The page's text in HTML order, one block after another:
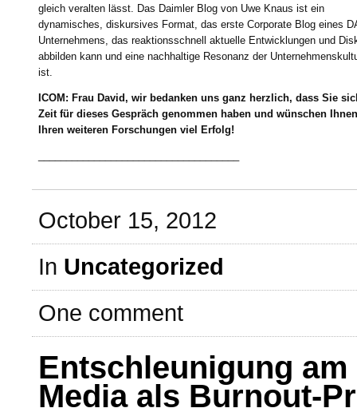
gleich veralten lässt. Das Daimler Blog von Uwe Knaus ist ein
dynamisches, diskursives Format, das erste Corporate Blog eines
Unternehmens, das reaktionsschnell aktuelle Entwicklungen und
abbilden kann und eine nachhaltige Resonanz der
ist.
ICOM: Frau David, wir bedanken uns ganz herzlich, dass Sie
Zeit für dieses Gespräch genommen haben und wünschen
Ihren weiteren Forschungen viel Erfolg!
October 15, 2012
In Uncategorized
One comment
Entschleunigung
Media als Burnout-